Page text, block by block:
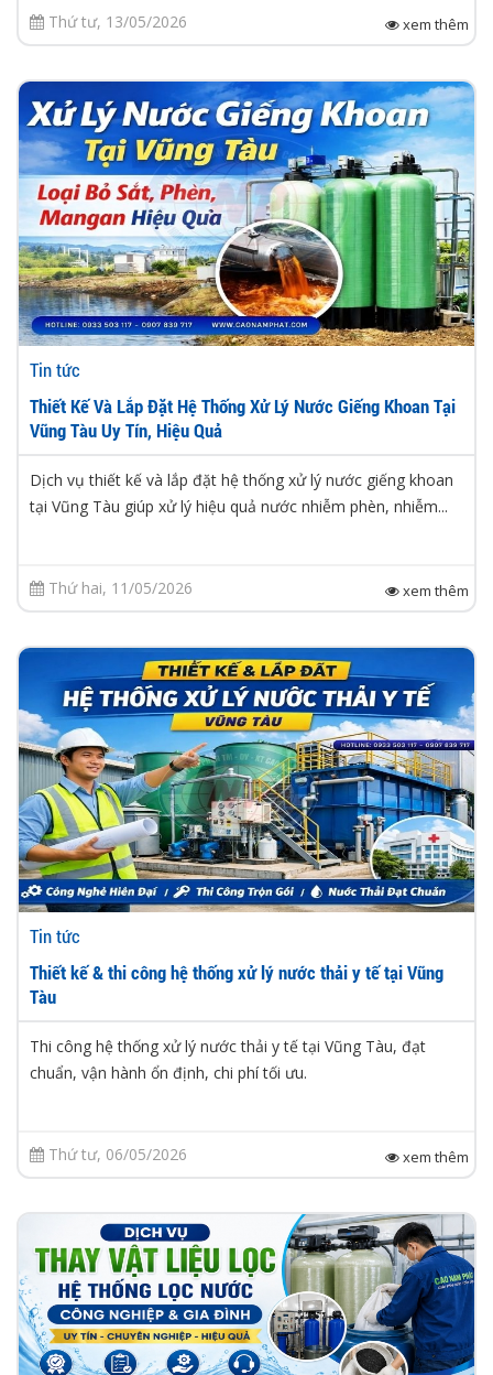
Thứ tư, 13/05/2026 xem thêm
Tin tức
Thiết Kế Và Lắp Đặt Hệ Thống Xử Lý Nước Giếng Khoan Tại
Vũng Tàu Uy Tín, Hiệu Quả
Dịch vụ thiết kế và lắp đặt hệ thống xử lý nước giếng khoan
tại Vũng Tàu giúp xử lý hiệu quả nước nhiễm phèn, nhiễm...
Thứ hai, 11/05/2026 xem thêm
Tin tức
Thiết kế & thi công hệ thống xử lý nước thải y tế tại Vũng
Tàu
Thi công hệ thống xử lý nước thải y tế tại Vũng Tàu, đạt
chuẩn, vận hành ổn định, chi phí tối ưu.
Thứ tư, 06/05/2026 xem thêm